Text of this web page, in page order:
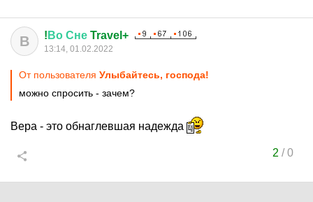
В ! Во Сне Travel+
13:14, 01.02.2022
От пользователя Улыбайтесь, господа!
можно спросить - зачем?
Вера - это обнаглевшая надежда
2 /0